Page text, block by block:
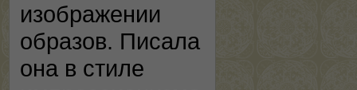
изображении
образов. Писала
она в стиле